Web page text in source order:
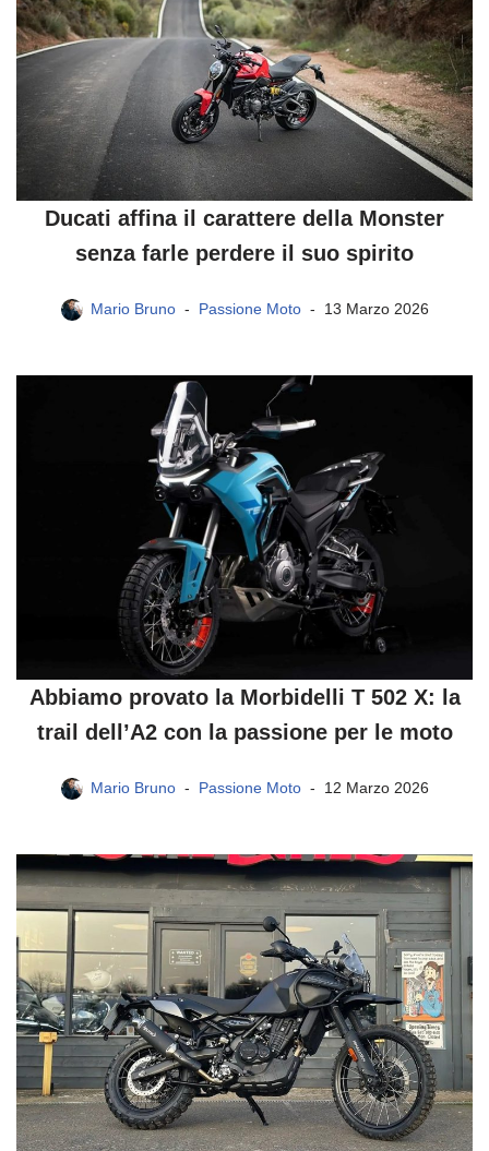
Ducati affina il carattere della Monster
senza farle perdere il suo spirito
Mario Bruno Passione Moto 13 Marzo 2026
Abbiamo provato la Morbidelli T 502 X: la
trail dell’A2 con la passione per le moto
Mario Bruno Passione Moto 12 Marzo 2026